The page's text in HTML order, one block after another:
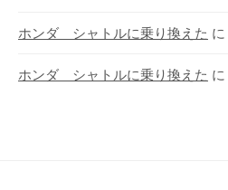
ホンダ シャトルに乗り換えた に
ホンダ シャトルに乗り換えた に